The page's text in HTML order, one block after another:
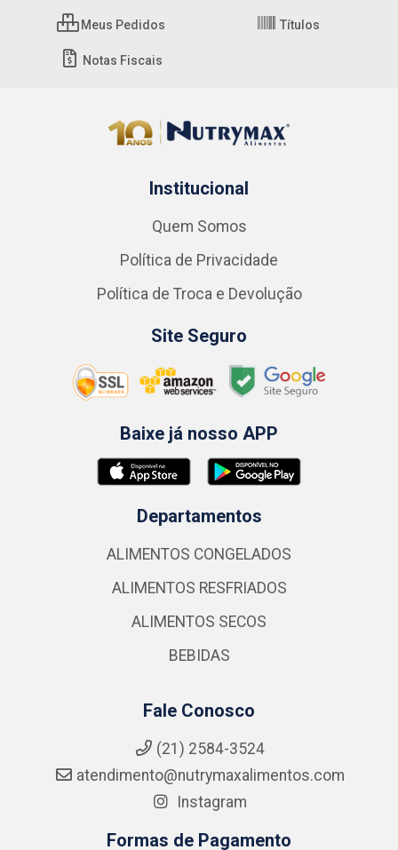
Meus Pedidos Títulos
Notas Fiscais
Institucional
Quem Somos
Política de Privacidade
Política de Troca e Devolução
Site Seguro
Baixe já nosso APP
Departamentos
ALIMENTOS CONGELADOS
ALIMENTOS RESFRIADOS
ALIMENTOS SECOS
BEBIDAS
Fale Conosco
(21) 2584-3524
atendimento@nutrymaxalimentos.com
Instagram
Formas de Pagamento